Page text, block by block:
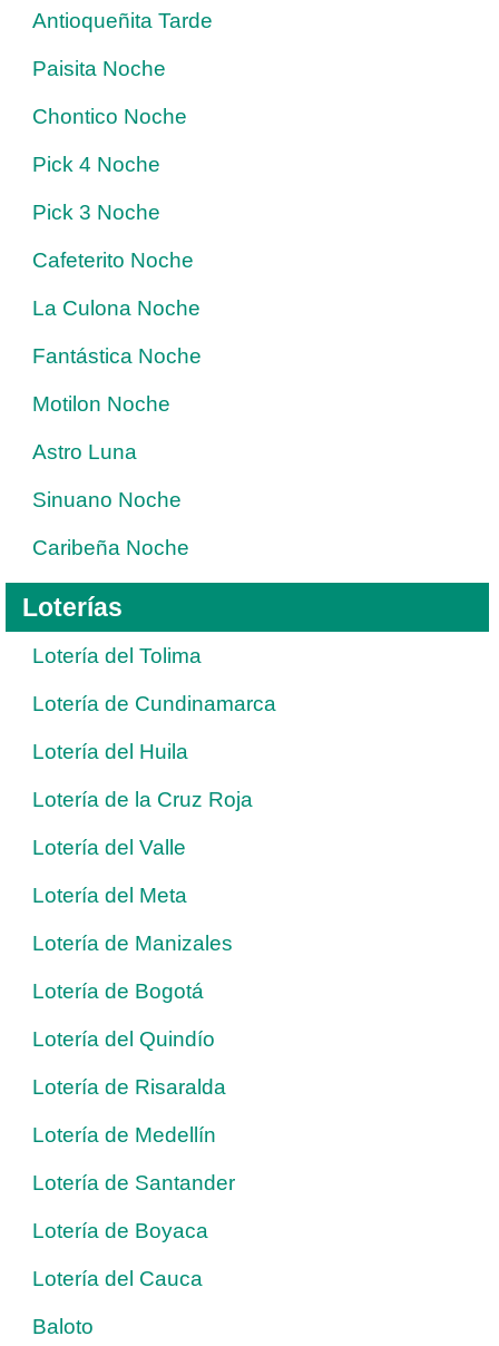
Antioqueñita Tarde
Paisita Noche
Chontico Noche
Pick 4 Noche
Pick 3 Noche
Cafeterito Noche
La Culona Noche
Fantástica Noche
Motilon Noche
Astro Luna
Sinuano Noche
Caribeña Noche
Loterías
Lotería del Tolima
Lotería de Cundinamarca
Lotería del Huila
Lotería de la Cruz Roja
Lotería del Valle
Lotería del Meta
Lotería de Manizales
Lotería de Bogotá
Lotería del Quindío
Lotería de Risaralda
Lotería de Medellín
Lotería de Santander
Lotería de Boyaca
Lotería del Cauca
Baloto